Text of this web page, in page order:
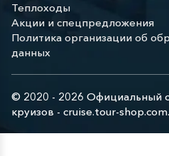
Теплоходы
Акции и спецпредложения
Политика организации об
данных
© 2020 - 2026 Официальный
круизов - cruise.tour-